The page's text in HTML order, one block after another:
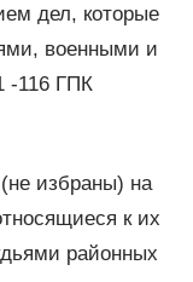
дел, которые
военными и
-116 ГПК
избраны) на
к их
районных